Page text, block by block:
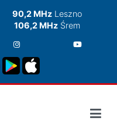
90,2 MHzLeszno
106,2 MHz Śrem